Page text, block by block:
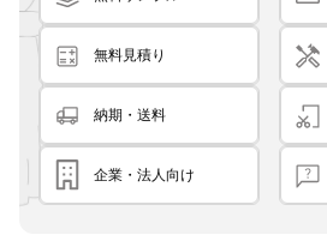
無料見積り
納期・送料
企業・法人向け